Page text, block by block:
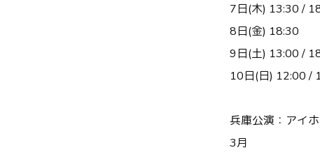
7日(木) 13:30 /
8日(金) 18:30
9日(土) 13:00 /
10日(日) 12:00 /
兵庫公演：アイ
3月